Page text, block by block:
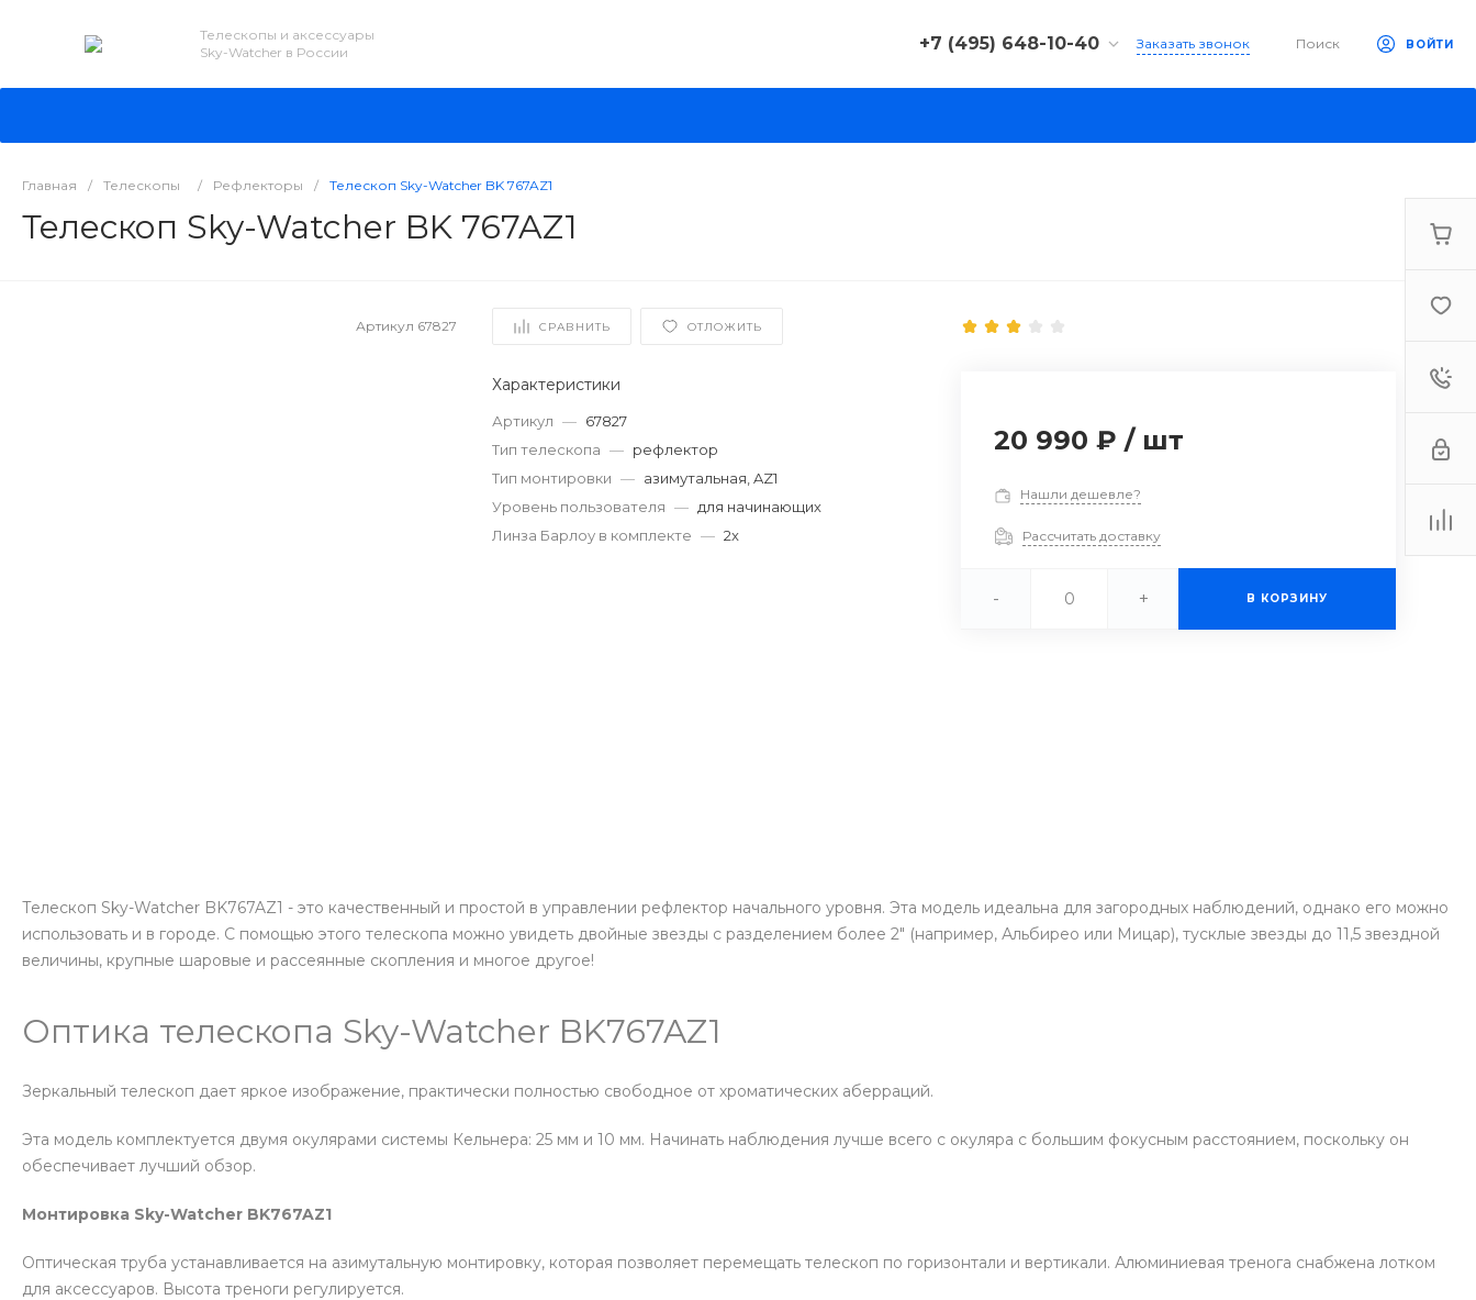
Телескопы и аксессуары
Sky-Watcher в России
+7 (495) 648-10-40
г. Санкт-Петербург, ул.
Заставская, д.22, к.2, БЦ
Заказать звонок Поиск ВОЙТИ
Главная / Телескопы / Рефлекторы / Телескоп Sky-Watcher BK 767AZ1
Телескоп Sky-Watcher BK 767AZ1
Артикул 67827 СРАВНИТЬ ОТЛОЖИТЬ
Характеристики
Артикул — 67827
Тип телескопа — рефлектор
Тип монтировки — азимутальная, AZ1
Уровень пользователя — для начинающих
Линза Барлоу в комплекте — 2x
20 990 ₽/ шт
Нашли дешевле?
Рассчитать доставку
- + В КОРЗИНУ
Телескоп Sky-Watcher BK767AZ1 - это качественный и простой в управлении рефлектор начального уровня. Эта модель идеальна для загородных наблюдений, однако его можно
использовать и в городе. С помощью этого телескопа можно увидеть двойные звезды с разделением более 2" (например, Альбирео или Мицар), тусклые звезды до 11,5 звездной
величины, крупные шаровые и рассеянные скопления и многое другое!
Оптика телескопа Sky-Watcher BK767AZ1
Зеркальный телескоп дает яркое изображение, практически полностью свободное от хроматических аберраций.
Эта модель комплектуется двумя окулярами системы Кельнера: 25 мм и 10 мм. Начинать наблюдения лучше всего с окуляра с большим фокусным расстоянием, поскольку он
обеспечивает лучший обзор.
Монтировка Sky-Watcher BK767AZ1
Оптическая труба устанавливается на азимутальную монтировку, которая позволяет перемещать телескоп по горизонтали и вертикали. Алюминиевая тренога снабжена лотком
для аксессуаров. Высота треноги регулируется.